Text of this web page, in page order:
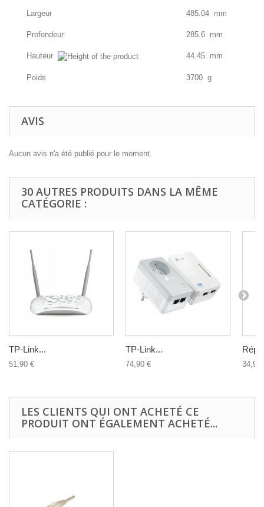
Largeur 485.04 mm
Profondeur 285.6 mm
Hauteur 44.45 mm
Poids 3700 g
AVIS
Aucun avis n'a été publié pour le moment.
30 AUTRES PRODUITS DANS LA MÊME
CATÉGORIE :
TP-Link...
51,90 €
TP-Link...
74,90 € 34,90
LES CLIENTS QUI ONT ACHETÉ CE
PRODUIT ONT ÉGALEMENT ACHETÉ...